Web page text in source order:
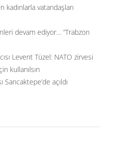
kadınlarla vatandaşları
devam ediyor… ”Trabzon
Levent Tüzel: NATO zirvesi
kullanılsın
Sancaktepe’de açıldı